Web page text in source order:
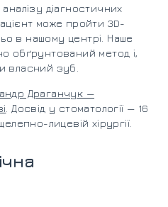
діагностичних
може пройти 3D-
в нашому центрі. Наше
обґрунтований метод і,
власний зуб.
Драганчук —
. Досвід у стоматології — 16
лицевій хірургії.